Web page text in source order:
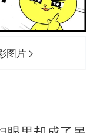
假”
医疗垃圾做手机壳 这也是谋财害命
图片